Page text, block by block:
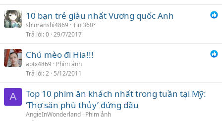
10 bạn trẻ giàu nhất Vương quốc Anh
shinranshi4869 Tin 360°
Trả lời 0 29/7/2017
Chú mèo đi Hia!!!
aptx4869
Phim ảnh
Trả lời 2 5/12/2011
A
Top 10 phim ăn khách nhất trong tuần tại Mỹ:
‘Thợ săn phù thủy’ đứng đầu
AngieInWonderland Phim ảnh